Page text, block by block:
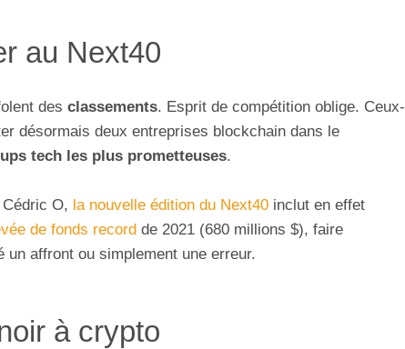
au Next40
des classements. Esprit de compétition oblige. Ceux-
désormais deux entreprises blockchain dans le
tech les plus prometteuses.
O, la nouvelle édition du Next40 inclut en effet
de fonds record de 2021 (680 millions $), faire
un affront ou simplement une erreur.
à crypto